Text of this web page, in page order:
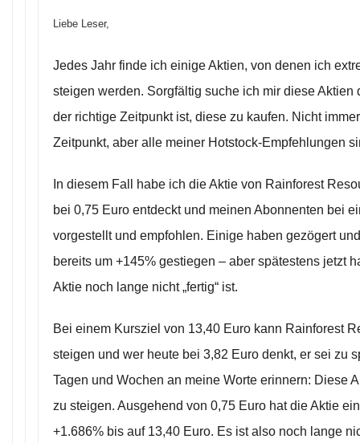
Liebe Leser,
Jedes Jahr finde ich einige Aktien, von denen ich
steigen werden. Sorgfältig suche ich mir diese Aktien
der richtige Zeitpunkt ist, diese zu kaufen. Nicht
Zeitpunkt, aber alle meiner Hotstock-Empfehlungen
In diesem Fall habe ich die Aktie von Rainforest
bei 0,75 Euro entdeckt und meinen Abonnenten bei
vorgestellt und empfohlen. Einige haben gezögert
bereits um +145% gestiegen – aber spätestens jetzt
Aktie noch lange nicht „fertig“ ist.
Bei einem Kursziel von 13,40 Euro kann Rainforest
steigen und wer heute bei 3,82 Euro denkt, er sei zu
Tagen und Wochen an meine Worte erinnern: Diese
zu steigen. Ausgehend von 0,75 Euro hat die Aktie
+1.686% bis auf 13,40 Euro. Es ist also noch lange